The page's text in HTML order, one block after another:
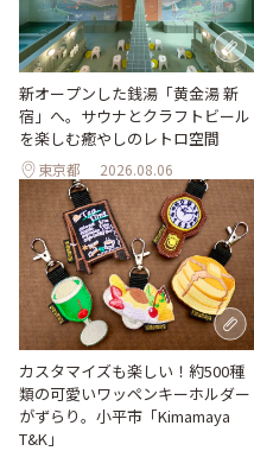
新オープンした銭湯「黄金湯 新
宿」へ。サウナとクラフトビール
を楽しむ癒やしのレトロ空間
東京都 2026.08.06
カスタマイズも楽しい！約500種
類の可愛いワッペンキーホルダー
がずらり。小平市「Kimamaya
T&K」